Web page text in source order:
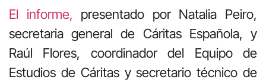
El informe, presentado por Natalia Peiro,
secretaria general de Cáritas Española, y
Raúl Flores, coordinador del Equipo de
Estudios de Cáritas y secretario técnico de